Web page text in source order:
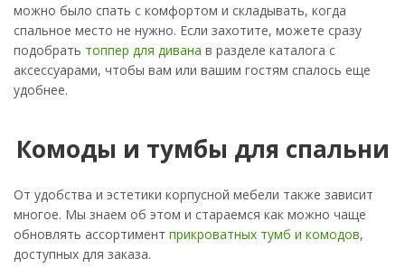
можно было спать с комфортом и складывать, когда
спальное место не нужно. Если захотите, можете сразу
подобрать топпер для дивана в разделе каталога с
аксессуарами, чтобы вам или вашим гостям спалось еще
удобнее.
Комоды и тумбы для спальни
От удобства и эстетики корпусной мебели также зависит
многое. Мы знаем об этом и стараемся как можно чаще
обновлять ассортимент прикроватных тумб и комодов,
доступных для заказа.